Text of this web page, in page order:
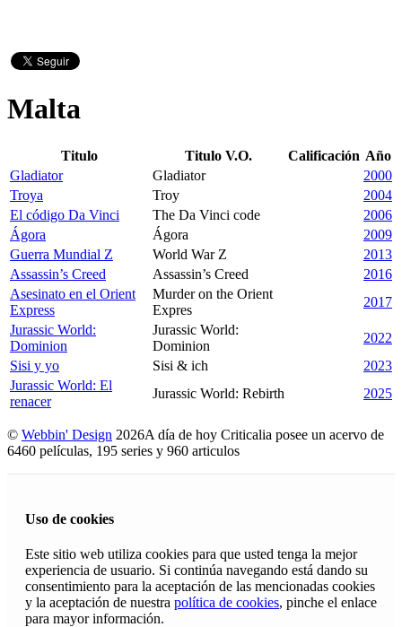
Malta
Titulo Titulo V.O. Calificación Año
Gladiator
Gladiator
2000
Troya
Troy
2004
El código Da Vinci
The Da Vinci code
2006
Ágora
Ágora
2009
Guerra Mundial Z
World War Z
2013
Assassin’s Creed
Assassin’s Creed
2016
Asesinato en el Orient
Express
Murder on the Orient
Expres
2017
Jurassic World:
Dominion
Jurassic World:
Dominion
2022
Sisi y yo
Sisi & ich
2023
Jurassic World: El
renacer
Jurassic World: Rebirth 2025
© Webbin' Design 2026A día de hoy Criticalia posee un acervo de
6460 películas, 195 series y 960 articulos
Uso de cookies
Este sitio web utiliza cookies para que usted tenga la mejor
experiencia de usuario. Si continúa navegando está dando su
consentimiento para la aceptación de las mencionadas cookies
y la aceptación de nuestra política de cookies, pinche el enlace
para mayor información.